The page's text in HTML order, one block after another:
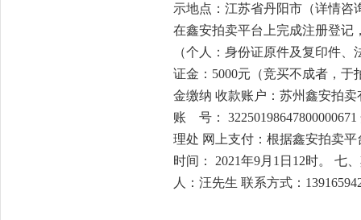
示地点：江苏省丹阳市（详情咨
在鑫安拍卖平台上完成注册登记
（个人：身份证原件及复印件
证金：5000元（竞买不成者，
金缴纳 收款账户：苏州鑫安拍卖
账 号：
理处 网上支付：根据鑫安拍卖
时间： 2021年9月1日12时。 七
人：汪先生 联系方式：